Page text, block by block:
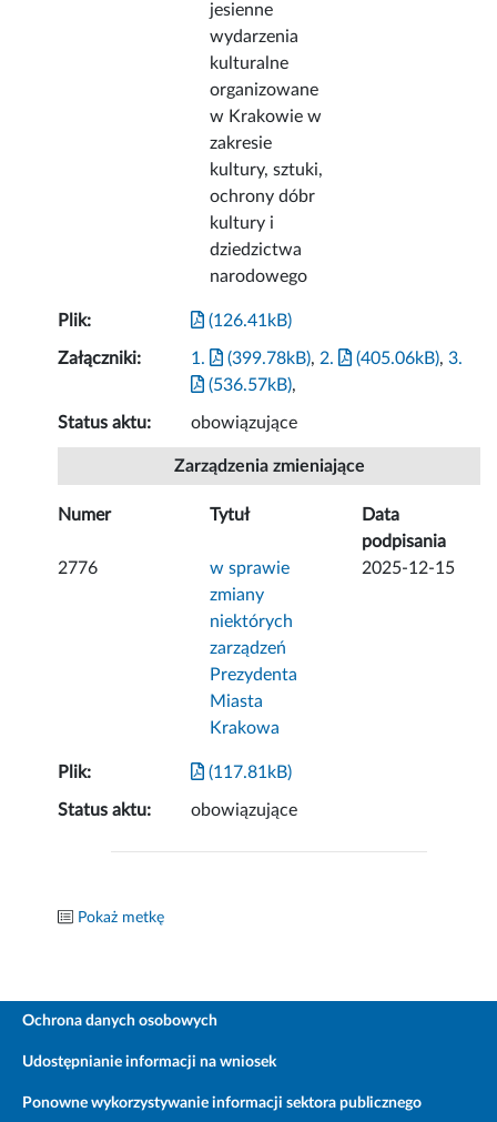
jesienne
wydarzenia
kulturalne
organizowane
w Krakowie w
zakresie
kultury, sztuki,
ochrony dóbr
kultury i
dziedzictwa
narodowego
Plik: (126.41kB)
Załączniki: 1. (399.78kB), 2. (405.06kB),3.
(536.57kB),
Status aktu: obowiązujące
Zarządzenia zmieniające
Numer Tytuł
Data
podpisania
2776
w sprawie
zmiany
niektórych
zarządzeń
Prezydenta
Miasta
Krakowa
2025-12-15
Plik: (117.81kB)
Status aktu: obowiązujące
Pokaż metkę
Ochrona danych osobowych
Udostępnianie informacji na wniosek
Ponowne wykorzystywanie informacji sektora publicznego